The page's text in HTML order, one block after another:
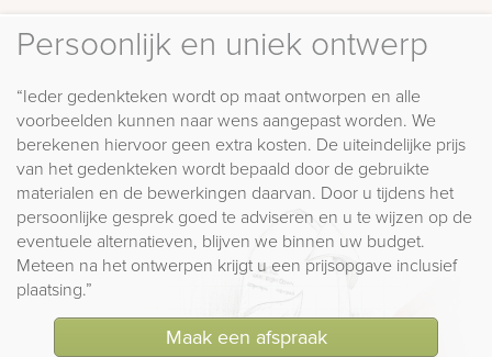
Persoonlijk en uniek ontwerp
“Ieder gedenkteken wordt op maat ontworpen en alle
voorbeelden kunnen naar wens aangepast worden. We
berekenen hiervoor geen extra kosten. De uiteindelijke prijs
van het gedenkteken wordt bepaald door de gebruikte
materialen en de bewerkingen daarvan. Door u tijdens het
persoonlijke gesprek goed te adviseren en u te wijzen op de
eventuele alternatieven, blijven we binnen uw budget.
Meteen na het ontwerpen krijgt u een prijsopgave inclusief
plaatsing.”
Maak een afspraak